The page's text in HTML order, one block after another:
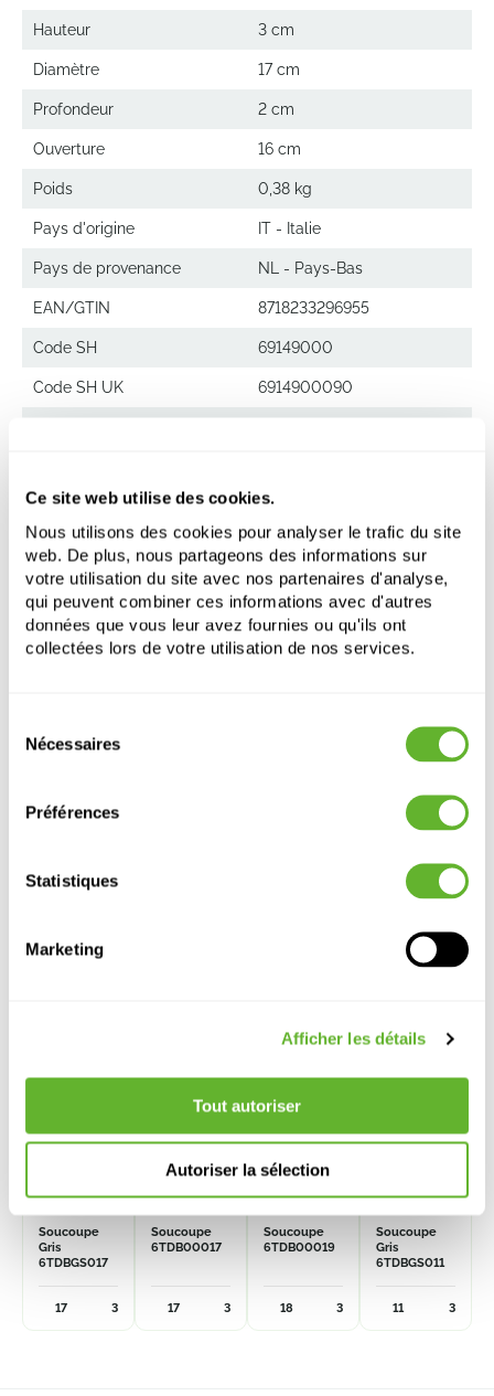
Ce site web utilise des cookies.
Nous utilisons des cookies pour analyser le trafic du site
web. De plus, nous partageons des informations sur
votre utilisation du site avec nos partenaires d'analyse,
qui peuvent combiner ces informations avec d'autres
données que vous leur avez fournies ou qu'ils ont
collectées lors de votre utilisation de nos services.
Nécessaires
Préférences
Statistiques
Marketing
Afficher les détails
Tout autoriser
Autoriser la sélection
Hauteur 3 cm
Diamètre 17 cm
Profondeur 2 cm
Ouverture 16 cm
Poids 0,38 kg
Pays d'origine IT - Italie
Pays de provenance NL - Pays-Bas
EAN/GTIN 8718233296955
Code SH 69149000
Code SH UK 6914900090
Terra Cotta
Soucoupe Antique
Hauteur:
Profondeur:
Diametre:
17
Autre produits
Soucoupe
Gris
6TDBGS017
17 3
Soucoupe
6TDB00017
17 3
Soucoupe
6TDB00019
18 3
Soucoupe
Gris
6TDBGS011
11 3